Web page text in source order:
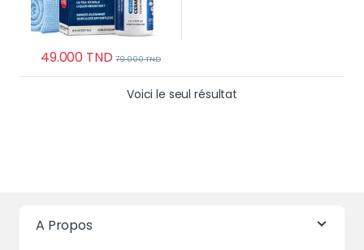
49.000 TND 79.000TND
Voici le seul résultat
A Propos